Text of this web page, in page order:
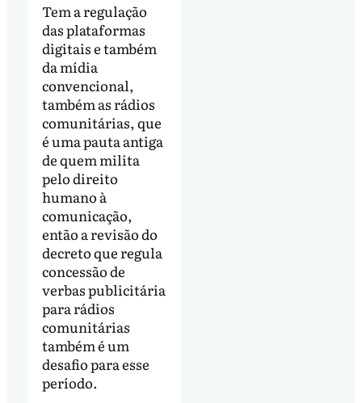
Tem a regulação
das plataformas
digitais e também
da mídia
convencional,
também as rádios
comunitárias, que
é uma pauta antiga
de quem milita
pelo direito
humano à
comunicação,
então a revisão do
decreto que regula
concessão de
verbas publicitária
para rádios
comunitárias
também é um
desafio para esse
período.